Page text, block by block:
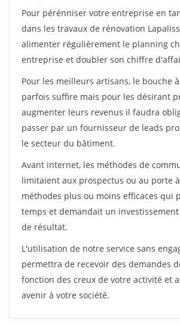
Pour pérénniser votre entreprise en
dans les travaux de rénovation
alimenter régulièrement le planning
entreprise et doubler son chiffre
Pour les meilleurs artisans, le bouche
parfois suffire mais pour les désirant
augmenter leurs revenus il faudra
passer par un fournisseur de leads
le secteur du bâtiment.
Avant internet, les méthodes de
limitaient aux prospectus ou au porte
méthodes plus ou moins efficaces qui
temps et demandait un
de résultat.
L'utilisation de notre service sans
permettra de recevoir des demandes
fonction des creux de votre activité et
avenir à votre société.